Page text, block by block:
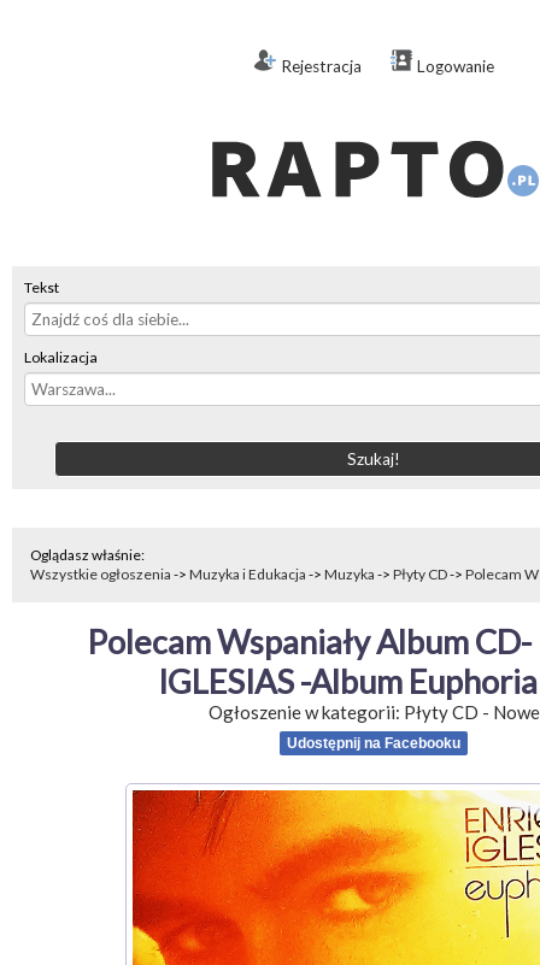
Rejestracja Logowanie
Tekst
Lokalizacja
Oglądasz właśnie:
Wszystkie ogłoszenia -> Muzyka i Edukacja -> Muzyka -> Płyty CD-> Polecam
Polecam Wspaniały Album CD-
IGLESIAS -Album
Ogłoszenie w kategorii: Płyty CD - Nowe
Udostępnij na Facebooku